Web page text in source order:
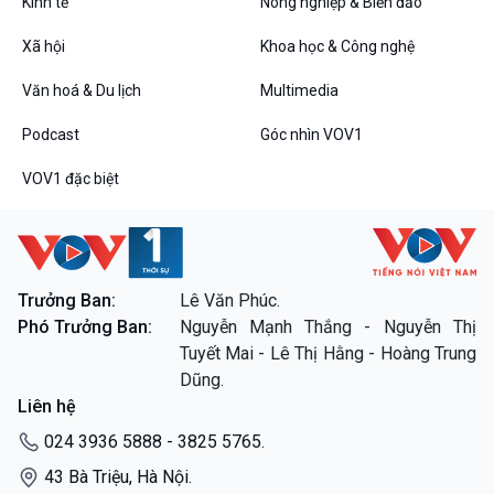
Chuyển đổi Xanh
Tài nguyên và Môi trường
Chuyên gia của bạn
Xã hội chuyển động
Sống chung với biến đổi
khí hậu
Tin Văn hoá & Du lịch
Chát với người nổi tiếng
Câu chuyện Thể thao
E-Magazine
Góc nhìn VOV1
Xã hội Khoa học & Công nghệ
Văn hoá & Du lịch Multimedia
Podcast Góc nhìn VOV1
VOV1 đặc biệt
Trưởng Ban:
Lê Văn Phúc.
Phó Trưởng Ban:
Nguyễn Mạnh Thắng - Nguyễn Thị
Tuyết Mai - Lê Thị Hằng - Hoàng Trung
Dũng.
Liên hệ
024 3936 5888 - 3825 5765.
43 Bà Triệu, Hà Nội.